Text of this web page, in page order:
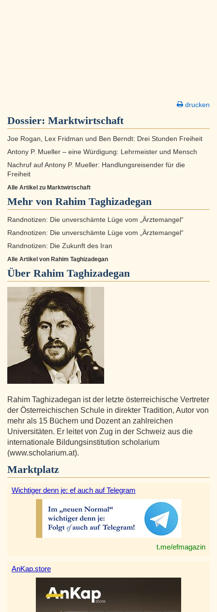
drucken
Dossier: Marktwirtschaft
Joe Rogan, Lex Fridman und Ben Berndt: Drei Stunden Freiheit
Antony P. Mueller – eine Würdigung: Lehrmeister und Mensch
Nachruf auf Antony P. Mueller: Handlungsreisender für die
Freiheit
Alle Artikel zu Marktwirtschaft
Mehr von Rahim Taghizadegan
Randnotizen: Die unverschämte Lüge vom „Ärztemangel“
Randnotizen: Die unverschämte Lüge vom „Ärztemangel“
Randnotizen: Die Zukunft des Iran
Alle Artikel von Rahim Taghizadegan
Über Rahim Taghizadegan
Rahim Taghizadegan ist der letzte österreichische Vertreter
der Österreichischen Schule in direkter Tradition, Autor von
mehr als 15 Büchern und Dozent an zahlreichen
Universitäten. Er leitet von Zug in der Schweiz aus die
internationale Bildungsinstitution scholarium
(www.scholarium.at).
Marktplatz
Wichtiger denn je: ef auch auf Telegram
t.me/efmagazin
AnKap.store